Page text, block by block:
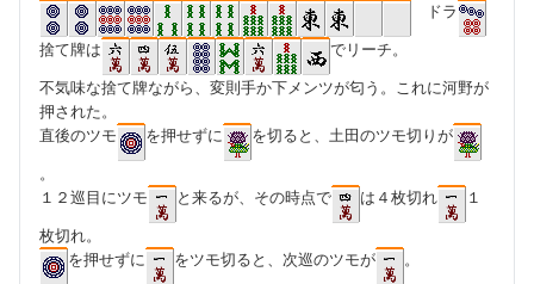
ドラ
捨て牌は
でリーチ。
不気味な捨て牌ながら、変則手か下メンツが匂う。これに河野が
押された。
直後のツモ
を押せずに
を切ると、土田のツモ切りが
。
１２巡目にツモ
と来るが、その時点で は４枚切れ
１
枚切れ。
を押せずに
をツモ切ると、次巡のツモが
。